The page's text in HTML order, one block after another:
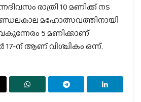
രാത്രി 10 മണിക്ക് നട
മഹോത്സവത്തിനായി
5 മണിക്കാണ്
ന് ആണ് വിശ്ചികം ഒന്ന്.